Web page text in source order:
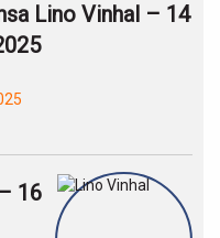
Lino Vinhal – 14
16